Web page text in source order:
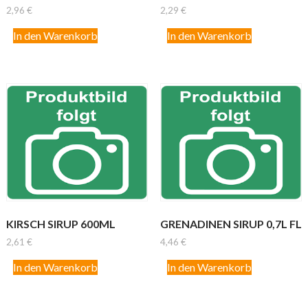
2,96 €
In den Warenkorb
2,29 €
In den Warenkorb
KIRSCH SIRUP 600ML
2,61 €
In den Warenkorb
GRENADINEN SIRUP 0,7L FL
4,46 €
In den Warenkorb